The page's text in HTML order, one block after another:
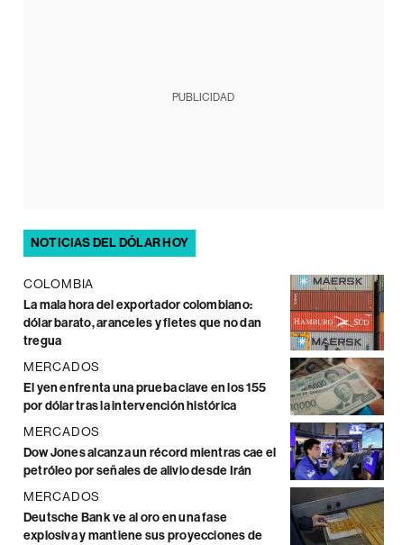
PUBLICIDAD
NOTICIAS DEL DÓLAR HOY
COLOMBIA
La mala hora del exportador colombiano:
dólar barato, aranceles y fletes que no dan
tregua
MERCADOS
El yen enfrenta una prueba clave en los 155
por dólar tras la intervención histórica
MERCADOS
Dow Jones alcanza un récord mientras cae el
petróleo por señales de alivio desde Irán
MERCADOS
Deutsche Bank ve al oro en una fase
explosiva y mantiene sus proyecciones de